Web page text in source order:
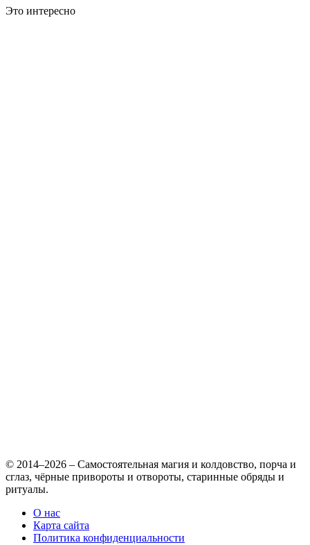
Это интересно
© 2014–2026 – Самостоятельная магия и колдовство, порча и
сглаз, чёрные привороты и отвороты, старинные обряды и
ритуалы.
О нас
Карта сайта
Политика конфиденциальности